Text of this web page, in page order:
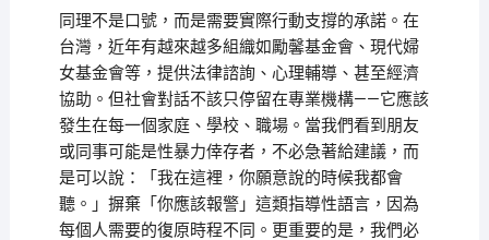
同理不是口號，而是需要實際行動支撐的承諾。在
台灣，近年有越來越多組織如勵馨基金會、現代婦
女基金會等，提供法律諮詢、心理輔導、甚至經濟
協助。但社會對話不該只停留在專業機構——它應該
發生在每一個家庭、學校、職場。當我們看到朋友
或同事可能是性暴力倖存者，不必急著給建議，而
是可以說：「我在這裡，你願意說的時候我都會
聽。」摒棄「你應該報警」這類指導性語言，因為
每個人需要的復原時程不同。更重要的是，我們必